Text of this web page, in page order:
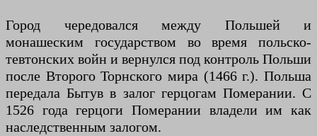
Город чередовался между Польшей и
монашеским государством во время польско-
тевтонских войн и вернулся под контроль Польши
после Второго Торнского мира (1466 г.). Польша
передала Бытув в залог герцогам Померании. С
1526 года герцоги Померании владели им как
наследственным залогом.